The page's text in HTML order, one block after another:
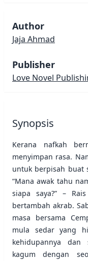
Author
Jaja Ahmad
Publisher
Love Novel
Synopsis
Kerana nafkah
menyimpan rasa.
untuk berpisah buat
“Mana awak tahu
siapa saya?” –
bertambah akrab.
masa bersama
mula sedar yang
kehidupannya dan
kagum dengan